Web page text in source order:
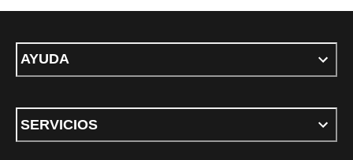
AYUDA
SERVICIOS